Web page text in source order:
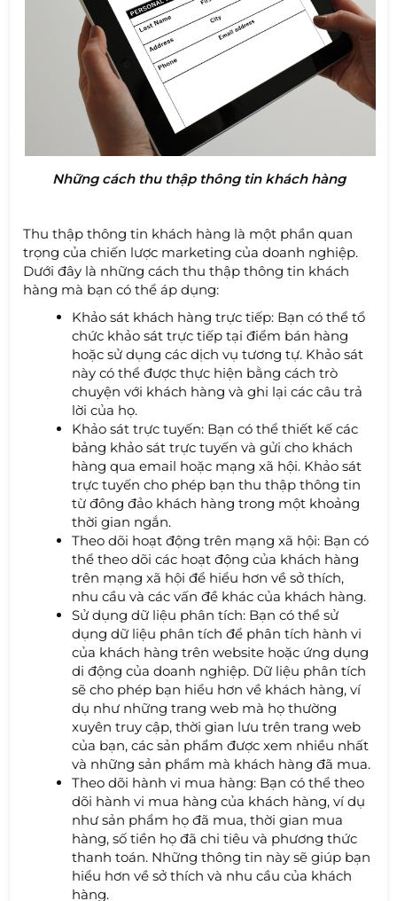
Những cách thu thập thông tin khách hàng
Thu thập thông tin khách hàng là một phần quan
trọng của chiến lược marketing của doanh nghiệp.
Dưới đây là những cách thu thập thông tin khách
hàng mà bạn có thể áp dụng:
Khảo sát khách hàng trực tiếp: Bạn có thể tổ
chức khảo sát trực tiếp tại điểm bán hàng
hoặc sử dụng các dịch vụ tương tự. Khảo sát
này có thể được thực hiện bằng cách trò
chuyện với khách hàng và ghi lại các câu trả
lời của họ.
Khảo sát trực tuyến: Bạn có thể thiết kế các
bảng khảo sát trực tuyến và gửi cho khách
hàng qua email hoặc mạng xã hội. Khảo sát
trực tuyến cho phép bạn thu thập thông tin
từ đông đảo khách hàng trong một khoảng
thời gian ngắn.
Theo dõi hoạt động trên mạng xã hội: Bạn có
thể theo dõi các hoạt động của khách hàng
trên mạng xã hội để hiểu hơn về sở thích,
nhu cầu và các vấn đề khác của khách hàng.
Sử dụng dữ liệu phân tích: Bạn có thể sử
dụng dữ liệu phân tích để phân tích hành vi
của khách hàng trên website hoặc ứng dụng
di động của doanh nghiệp. Dữ liệu phân tích
sẽ cho phép bạn hiểu hơn về khách hàng, ví
dụ như những trang web mà họ thường
xuyên truy cập, thời gian lưu trên trang web
của bạn, các sản phẩm được xem nhiều nhất
và những sản phẩm mà khách hàng đã mua.
Theo dõi hành vi mua hàng: Bạn có thể theo
dõi hành vi mua hàng của khách hàng, ví dụ
như sản phẩm họ đã mua, thời gian mua
hàng, số tiền họ đã chi tiêu và phương thức
thanh toán. Những thông tin này sẽ giúp bạn
hiểu hơn về sở thích và nhu cầu của khách
hàng.